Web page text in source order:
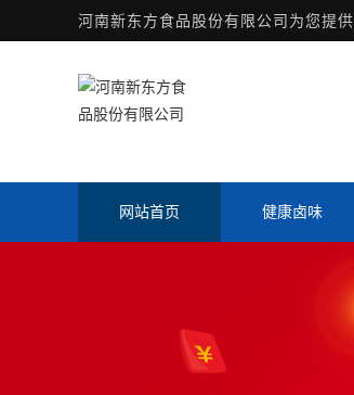
河南新东方食品股份有限公司为您提供
网站首页 健康卤味